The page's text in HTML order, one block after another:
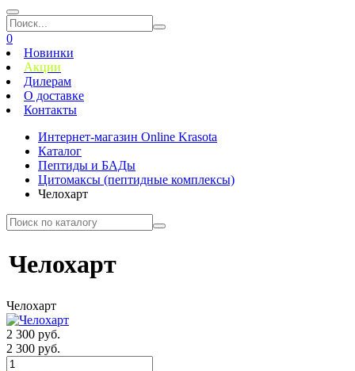
0
Новинки
Акции
Дилерам
О доставке
Контакты
Интернет-магазин Online Krasota
Каталог
Пептиды и БАДы
Цитомаксы (пептидные комплексы)
Челохарт
Челохарт
Челохарт
2 300 руб.
2 300 руб.